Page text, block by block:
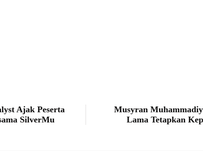
Ajak Peserta
SilverMu
Musyran
Lama Tetapkan